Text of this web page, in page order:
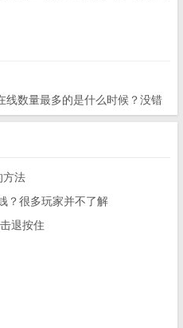
线数量最多的是什么时候？没错
方法
？很多玩家并不了解
退按住